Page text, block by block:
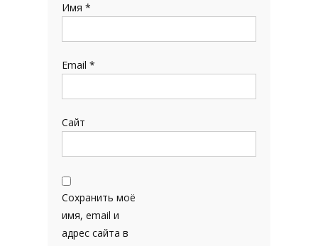
Имя*
Email*
Сайт
Сохранить моё
имя, email и
адрес сайта в